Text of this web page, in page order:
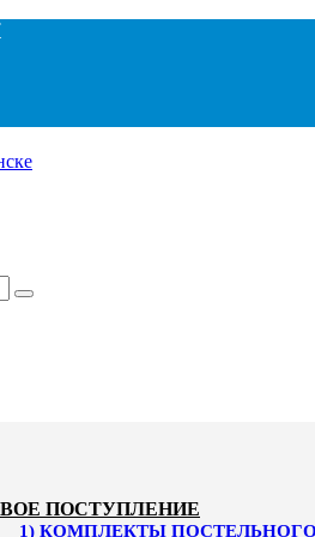
ПОСТУПЛЕНИЕ
1) КОМПЛЕКТЫ ПОСТЕЛЬНОГО